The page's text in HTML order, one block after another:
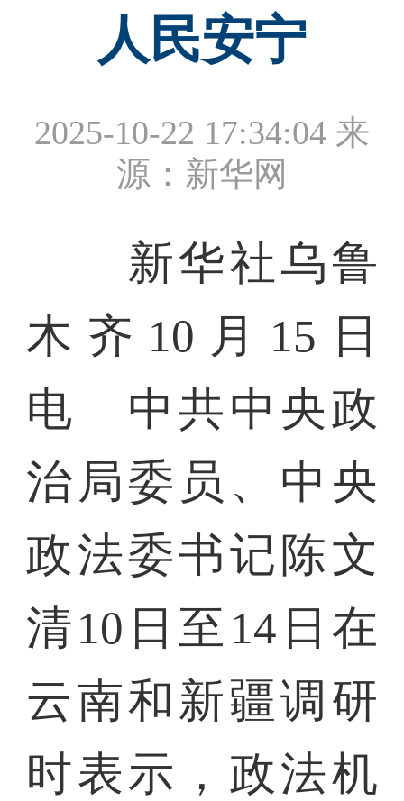
人民安宁
2025-10-22 17:34:04 来
源：新华网
新华社乌鲁
木齐10月15日
电 中共中央政
治局委员、中央
政法委书记陈文
清10日至14日在
云南和新疆调研
时表示，政法机